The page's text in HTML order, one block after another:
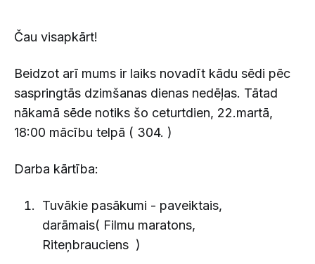
Čau visapkārt!
Beidzot arī mums ir laiks novadīt kādu sēdi pēc
saspringtās dzimšanas dienas nedēļas. Tātad
nākamā sēde notiks šo ceturtdien, 22.martā,
18:00 mācību telpā ( 304. )
Darba kārtība:
Tuvākie pasākumi - paveiktais,
darāmais( Filmu maratons,
Riteņbrauciens )